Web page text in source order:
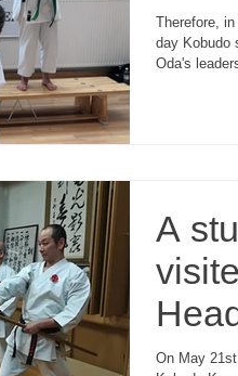
Therefore,
day Kobudo
Oda's
A
On May